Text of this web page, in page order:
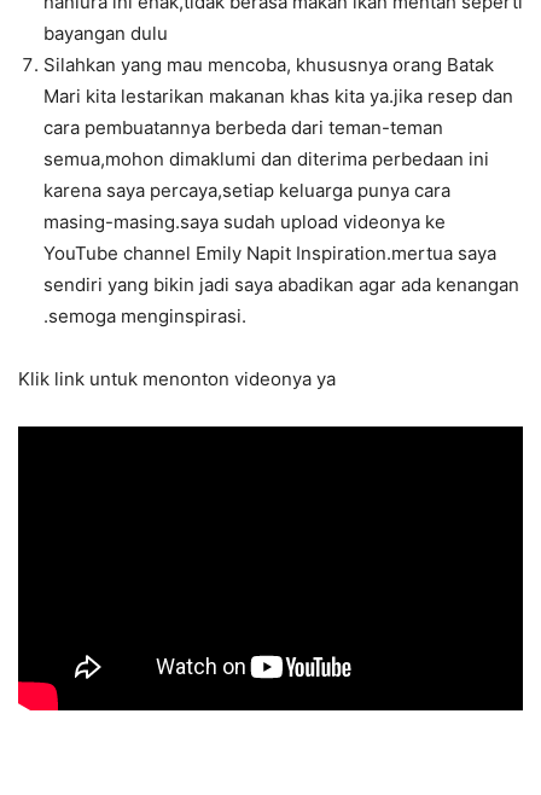
bayangan dulu
Silahkan yang mau mencoba, khususnya orang Batak
Mari kita lestarikan makanan khas kita ya.jika resep dan
cara pembuatannya berbeda dari teman-teman
semua,mohon dimaklumi dan diterima perbedaan ini
karena saya percaya,setiap keluarga punya cara
masing-masing.saya sudah upload videonya ke
YouTube channel Emily Napit Inspiration.mertua saya
sendiri yang bikin jadi saya abadikan agar ada kenangan
.semoga menginspirasi.
Klik link untuk menonton videonya ya